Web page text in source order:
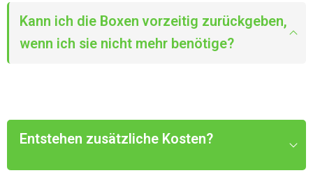
Kann ich die Boxen vorzeitig zurückgeben,
wenn ich sie nicht mehr benötige?
Entstehen zusätzliche Kosten?